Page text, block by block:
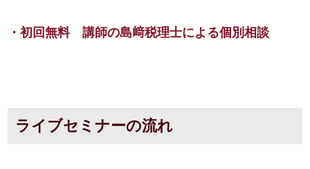
・初回無料 講師の島﨑税理士による個別相談
ライブセミナーの流れ